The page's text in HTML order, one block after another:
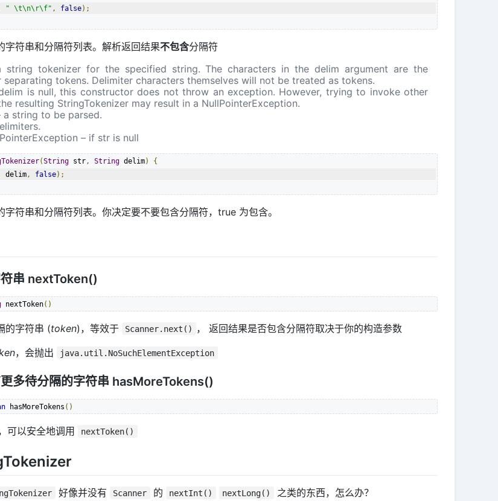
" \t\n\r\f" , false);
字符串和分隔符列表。解析返回结果不包含分隔符
string tokenizer for the specified string. The characters in the delim argument are the
tokens. Delimiter characters themselves will not be treated as tokens.
is null, this constructor does not throw an exception. However, trying to invoke other
resulting StringTokenizer may result in a NullPointerException.
a string to be parsed.
– if str is null
(String str , String delim)
{
delim, false);
字符串和分隔符列表。你决定要不要包含分隔符，true 为包含。
串 nextToken()
nextToken()
的字符串 (token)，等效于 Scanner.next()
， 返回结果是否包含分隔符取决于你的构造参数
，会抛出 java.util.NoSuchElementException
多待分隔的字符串 hasMoreTokens()
hasMoreTokens ()
可以安全地调用 nextToken()
好像并没有 Scanner 的 nextInt() nextLong() 之类的东西，怎么办？